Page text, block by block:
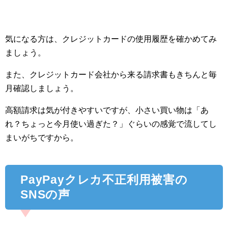
気になる方は、クレジットカードの使用履歴を確かめてみ
ましょう。
また、クレジットカード会社から来る請求書もきちんと毎
月確認しましょう。
高額請求は気が付きやすいですが、小さい買い物は「あ
れ？ちょっと今月使い過ぎた？」ぐらいの感覚で流してし
まいがちですから。
PayPayクレカ不正利用被害の
SNSの声